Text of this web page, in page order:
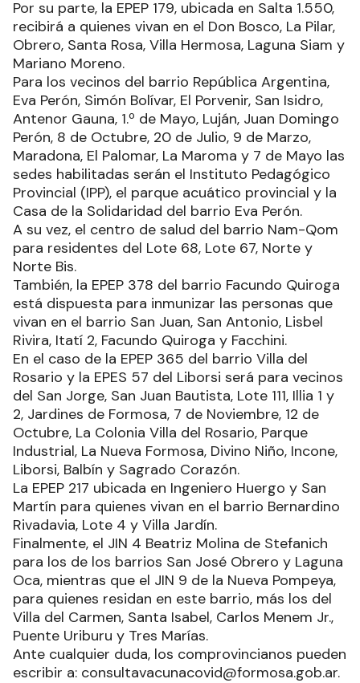
Por su parte, la EPEP 179, ubicada en Salta 1.550,
recibirá a quienes vivan en el Don Bosco, La Pilar,
Obrero, Santa Rosa, Villa Hermosa, Laguna Siam y
Mariano Moreno.
Para los vecinos del barrio República Argentina,
Eva Perón, Simón Bolívar, El Porvenir, San Isidro,
Antenor Gauna, 1.º de Mayo, Luján, Juan Domingo
Perón, 8 de Octubre, 20 de Julio, 9 de Marzo,
Maradona, El Palomar, La Maroma y 7 de Mayo las
sedes habilitadas serán el Instituto Pedagógico
Provincial (IPP), el parque acuático provincial y la
Casa de la Solidaridad del barrio Eva Perón.
A su vez, el centro de salud del barrio Nam-Qom
para residentes del Lote 68, Lote 67, Norte y
Norte Bis.
También, la EPEP 378 del barrio Facundo Quiroga
está dispuesta para inmunizar las personas que
vivan en el barrio San Juan, San Antonio, Lisbel
Rivira, Itatí 2, Facundo Quiroga y Facchini.
En el caso de la EPEP 365 del barrio Villa del
Rosario y la EPES 57 del Liborsi será para vecinos
del San Jorge, San Juan Bautista, Lote 111, Illia 1 y
2, Jardines de Formosa, 7 de Noviembre, 12 de
Octubre, La Colonia Villa del Rosario, Parque
Industrial, La Nueva Formosa, Divino Niño, Incone,
Liborsi, Balbín y Sagrado Corazón.
La EPEP 217 ubicada en Ingeniero Huergo y San
Martín para quienes vivan en el barrio Bernardino
Rivadavia, Lote 4 y Villa Jardín.
Finalmente, el JIN 4 Beatriz Molina de Stefanich
para los de los barrios San José Obrero y Laguna
Oca, mientras que el JIN 9 de la Nueva Pompeya,
para quienes residan en este barrio, más los del
Villa del Carmen, Santa Isabel, Carlos Menem Jr.,
Puente Uriburu y Tres Marías.
Ante cualquier duda, los comprovincianos pueden
escribir a: consultavacunacovid@formosa.gob.ar.